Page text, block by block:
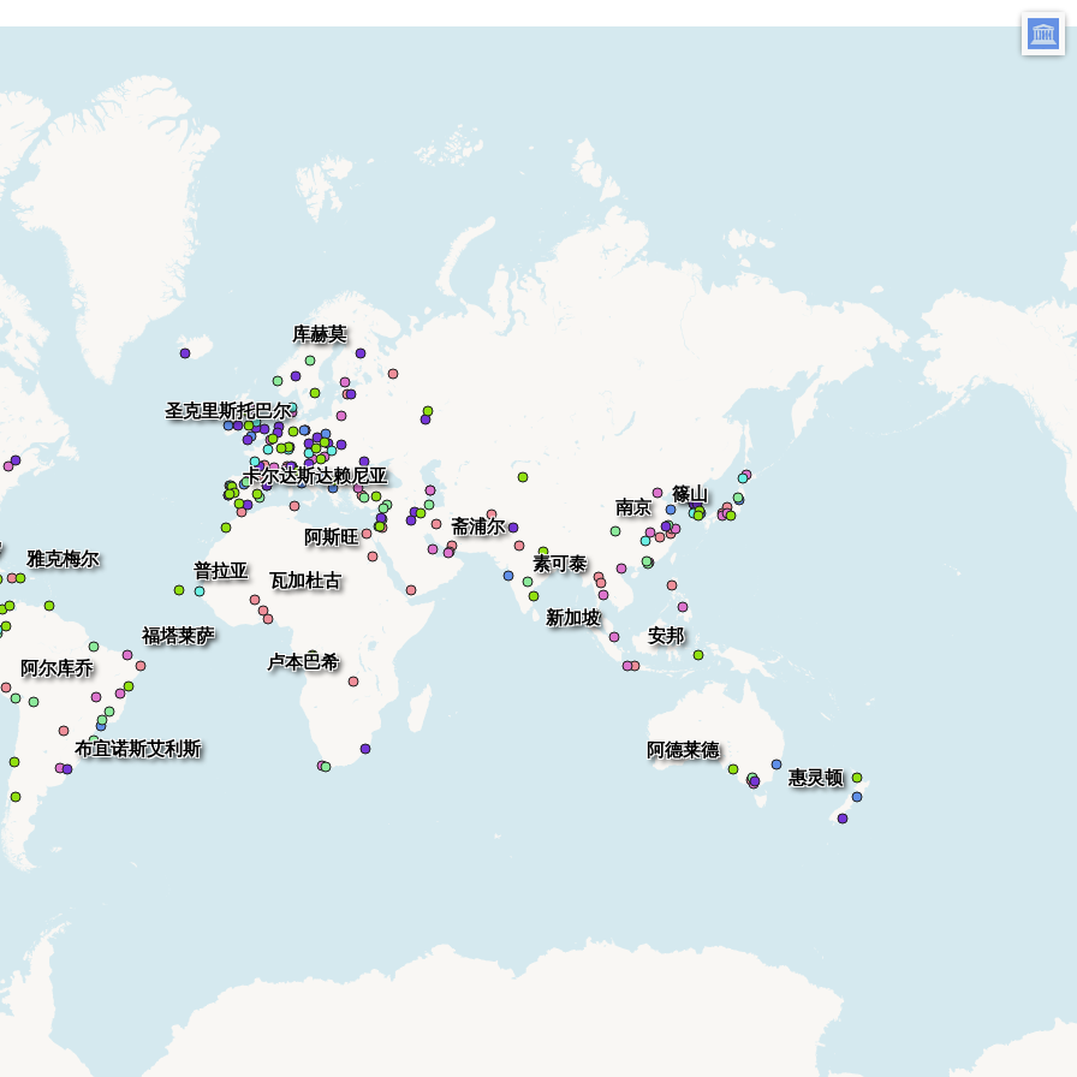
阿斯旺
阿尔库乔
卡尔达斯达赖尼亚
雅克梅尔
斋浦尔
卢本巴希
瓦加杜古
圣克里斯托巴尔
篠山
素可泰
布宜诺斯艾利斯
福塔莱萨
新加坡
惠灵顿
库赫莫
南京
阿德莱德
安邦
普拉亚